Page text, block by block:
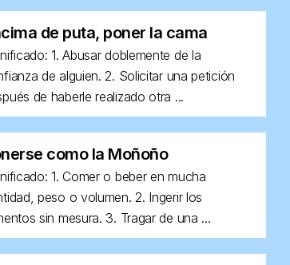
de puta, poner la cama
1. Abusar doblemente de la
de alguien. 2. Solicitar una petición
de haberle realizado otra ...
como la Moñoño
1. Comer o beber en mucha
peso o volumen. 2. Ingerir los
sin mesura. 3. Tragar de una ...